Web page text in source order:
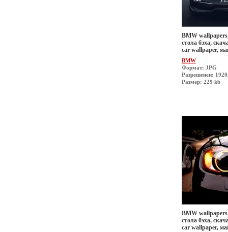
BMW
стола бэха,
car wallpaper,
BMW
Формат: JPG
Разрешеиен:
Размер: 229 kb
BMW
стола бэха,
car wallpaper,